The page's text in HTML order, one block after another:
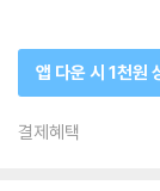
앱 다운 시 1천원
결제혜택